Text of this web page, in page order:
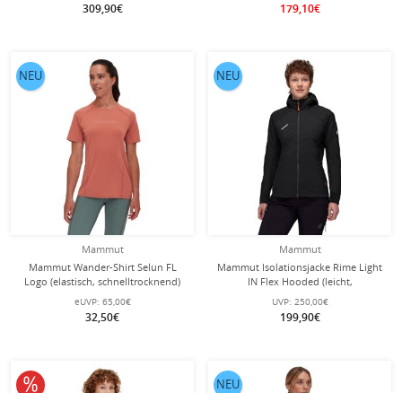
309,90€ 179,10€
Mammut
Mammut Wander-Shirt Selun FL
Logo (elastisch, schnelltrocknend)
ziegelsteinrot Damen
eUVP: 65,00€
32,50€
NEU
Mammut
Mammut Isolationsjacke Rime Light
IN Flex Hooded (leicht,
windabweisend, atmungsaktiv)
schwarz Damen
UVP: 250,00€
199,90€
NEU
10% reduziert NEU